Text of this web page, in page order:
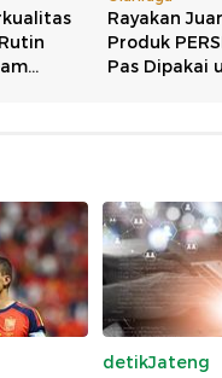
detikJateng